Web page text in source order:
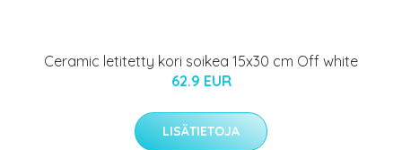
Ceramic letitetty kori soikea 15x30 cm Off white
62.9 EUR
LISÄTIETOJA